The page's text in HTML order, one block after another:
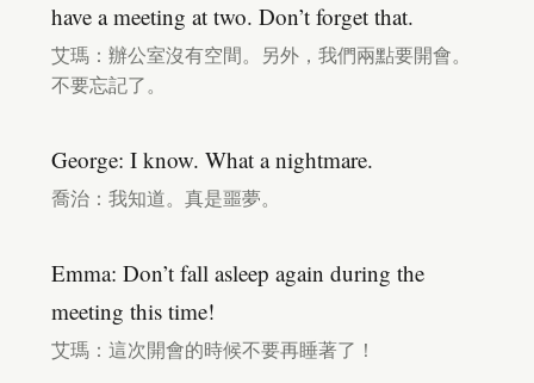
have a meeting at two. Don’t forget that.
艾瑪：辦公室沒有空間。另外，我們兩點要開會。
不要忘記了。
George: I know. What a nightmare.
喬治：我知道。真是噩夢。
Emma: Don’t fall asleep again during the
meeting this time!
艾瑪：這次開會的時候不要再睡著了！